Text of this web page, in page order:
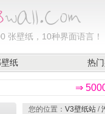
张壁纸，10种界面语言！
纸 热
⇒
您的位置： V3壁纸站 /